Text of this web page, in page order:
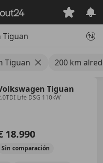
Tiguan
Tiguan 200 km
Tiguan
Life DSG 110kW
18.990
Sin comparación